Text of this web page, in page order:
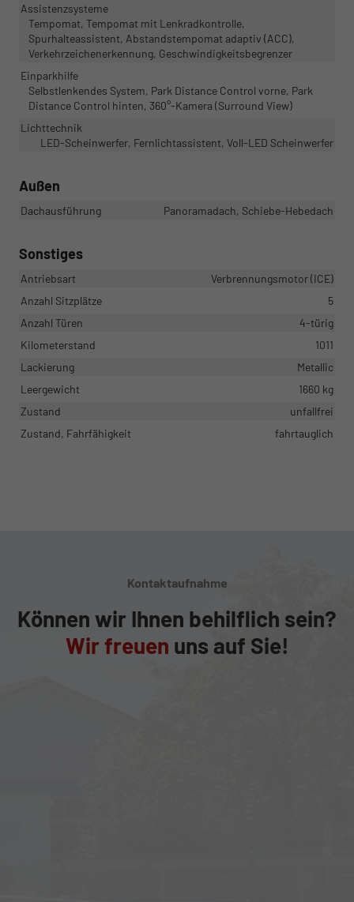
Assistenzsysteme
Tempomat, Tempomat mit Lenkradkontrolle,
Spurhalteassistent, Abstandstempomat adaptiv (ACC),
Verkehrzeichenerkennung, Geschwindigkeitsbegrenzer
Einparkhilfe
Selbstlenkendes System, Park Distance Control vorne, Park
Distance Control hinten, 360°-Kamera (Surround View)
Lichttechnik
LED-Scheinwerfer, Fernlichtassistent, Voll-LED Scheinwerfer
Außen
Dachausführung Panoramadach, Schiebe-Hebedach
Sonstiges
Antriebsart
Verbrennungsmotor (ICE)
Anzahl Sitzplätze
5
Anzahl Türen
4-türig
Kilometerstand
1011
Lackierung
Metallic
Leergewicht
1660 kg
Zustand
unfallfrei
Zustand, Fahrfähigkeit
fahrtauglich
Kontaktaufnahme
Können wir Ihnen behilflich sein?
Wir freuen uns auf Sie!